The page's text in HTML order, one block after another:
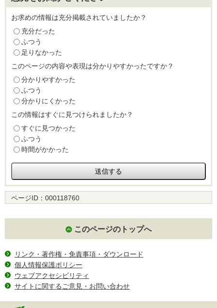
お求めの情報は充分掲載されていましたか？
充分だった
ふつう
足りなかった
このページの内容や表現は分かりやすかったですか？
分かりやすかった
ふつう
分かりにくかった
この情報はすぐに見つけられましたか？
すぐに見つかった
ふつう
時間がかかった
ページID： 000118760
このページのトップへ
リンク・著作権・免責事項・ダウンロード
個人情報保護ポリシー
ウェブアクセシビリティ
サイトに関するご意見・お問い合わせ